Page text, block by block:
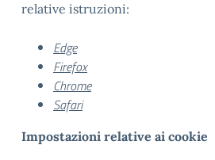
relative istruzioni:
Edge
Firefox
Chrome
Safari
Impostazioni relative ai cookie